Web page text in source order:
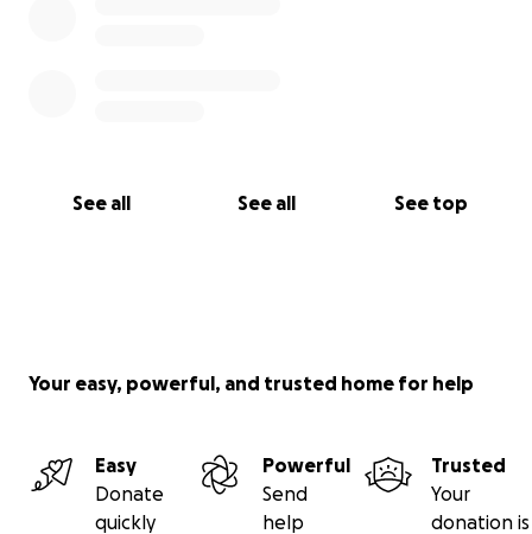
See all See all See top
Schritt, mit offenen Herzen.
und Dirk
Your easy, powerful, and trusted home for help
Easy
Donate
quickly
Powerful
Send
help
Trusted
Your
donation is